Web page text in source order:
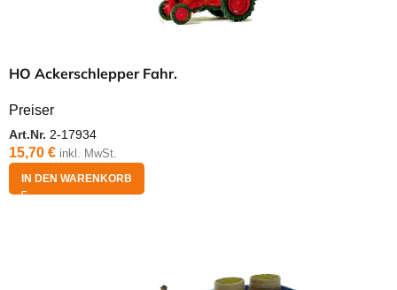
HO Ackerschlepper Fahr.
Preiser
Art.Nr. 2-17934
15,70 € inkl. MwSt.
IN DEN WARENKORB